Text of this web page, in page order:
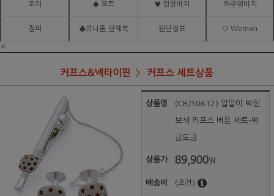
조끼 ♠ 코트 ♥ 정장바지 캐주얼바지
점퍼 ♣유니폼,단체복 원단정보 ♡ Woman
ㅌ
커프스&넥타이핀 커프스 세트상품
상품명 (CB/S0612) 알알이 박힌
보석 커프스 버튼 세트-백
금도금
상품가 89,900원
배송비 (조건)